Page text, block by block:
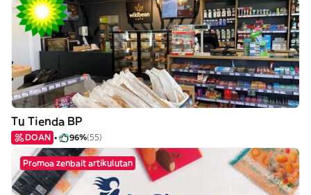
Tu Tienda BP
DOAN 96%(55)
Promoa zenbait artikulutan